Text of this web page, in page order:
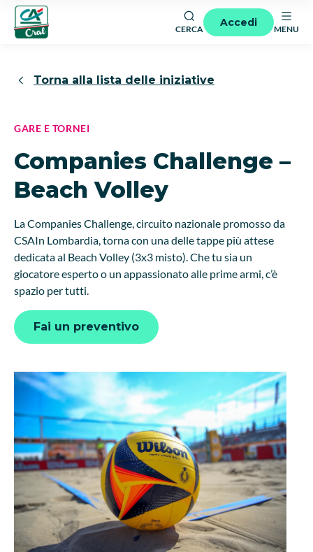
CERCA
Accedi
MENU
Torna alla lista delle iniziative
GARE E TORNEI
Companies Challenge –
Beach Volley
La Companies Challenge, circuito nazionale promosso da
CSAIn Lombardia, torna con una delle tappe più attese
dedicata al Beach Volley (3x3 misto). Che tu sia un
giocatore esperto o un appassionato alle prime armi, c’è
spazio per tutti.
Fai un preventivo